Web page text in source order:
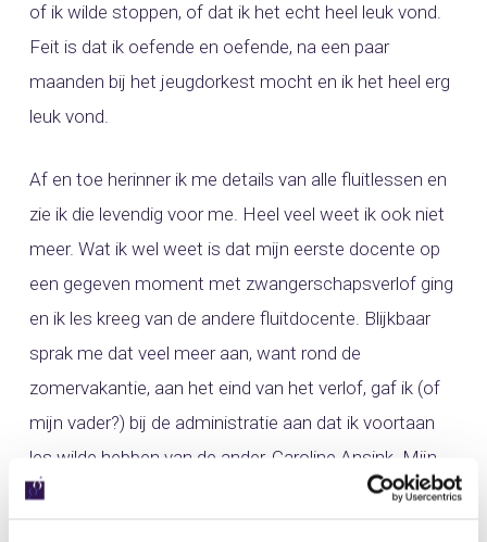
of ik wilde stoppen, of dat ik het echt heel leuk vond.
Feit is dat ik oefende en oefende, na een paar
maanden bij het jeugdorkest mocht en ik het heel erg
leuk vond.
Af en toe herinner ik me details van alle fluitlessen en
zie ik die levendig voor me. Heel veel weet ik ook niet
meer. Wat ik wel weet is dat mijn eerste docente op
een gegeven moment met zwangerschapsverlof ging
en ik les kreeg van de andere fluitdocente. Blijkbaar
sprak me dat veel meer aan, want rond de
zomervakantie, aan het eind van het verlof, gaf ik (of
mijn vader?) bij de administratie aan dat ik voortaan
les wilde hebben van de ander, Caroline Ansink. Mijn
eerste docente, Tersite Ayele, sprak mij er op aan en